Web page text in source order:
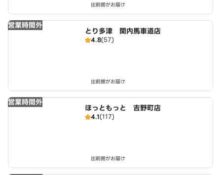
出前館がお届け
営業時間外
とり多津 関内馬車道店
4.8(57)
出前館がお届け
営業時間外
ほっともっと 吉野町店
4.1(117)
出前館がお届け